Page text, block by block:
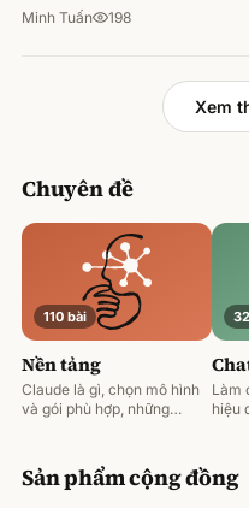
Minh Tuấn 198
Xem
Chuyên đề
110 bài
Nền tảng
Claude là gì, chọn mô hình
và gói phù hợp, những
Làm
hiệu
Sản phẩm cộng đồng